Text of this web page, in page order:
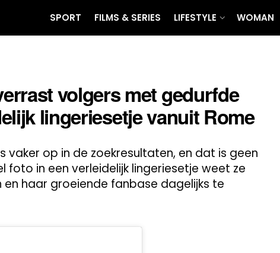
SPORT FILMS & SERIES LIFESTYLE WOMAN
volgers met gedurfde
lingeriesetje vanuit Rome
vaker op in de zoekresultaten, en dat is geen
in een verleidelijk lingeriesetje weet ze
haar groeiende fanbase dagelijks te